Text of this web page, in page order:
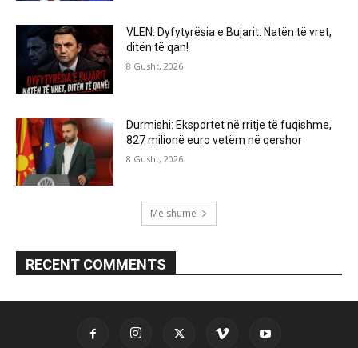
VLEN: Dyfytyrësia e Bujarit: Natën të vret,
ditën të qan!
8 Gusht, 2026
Durmishi: Eksportet në rritje të fuqishme,
827 milionë euro vetëm në qershor
8 Gusht, 2026
Më shumë
RECENT COMMENTS